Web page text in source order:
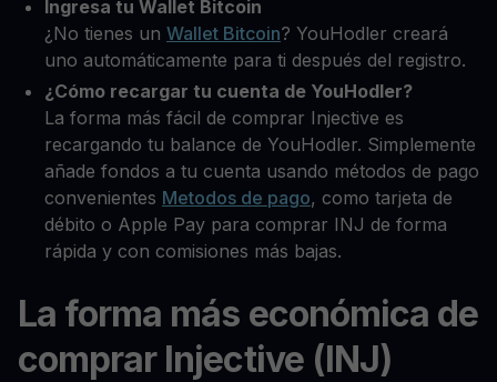
Ingresa tu Wallet Bitcoin
¿No tienes un Wallet Bitcoin? YouHodler creará
uno automáticamente para ti después del registro.
¿Cómo recargar tu cuenta de YouHodler?
La forma más fácil de comprar Injective es
recargando tu balance de YouHodler. Simplemente
añade fondos a tu cuenta usando métodos de pago
convenientes Metodos de pago, como tarjeta de
débito o Apple Pay para comprar INJ de forma
rápida y con comisiones más bajas.
La forma más económica de
comprar Injective (INJ)